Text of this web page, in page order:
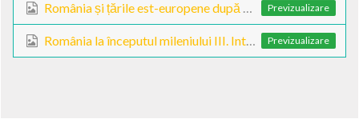
Previzualizare
Previzualizare